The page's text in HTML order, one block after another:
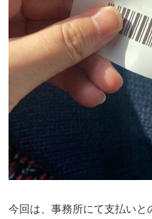
今回は、事務所にて支払いと